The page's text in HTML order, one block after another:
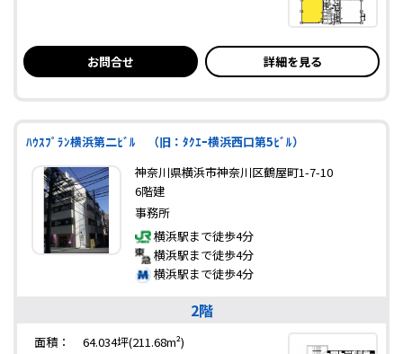
お問合せ 詳細を見る
ﾊｳｽﾌﾟﾗﾝ横浜第二ﾋﾞﾙ （旧：ﾀｸｴｰ横浜西口第5ﾋﾞﾙ）
神奈川県横浜市神奈川区鶴屋町1-7-10
6階建
事務所
横浜駅まで徒歩4分
横浜駅まで徒歩4分
横浜駅まで徒歩4分
2階
面積：
64.034坪(211.68m²)